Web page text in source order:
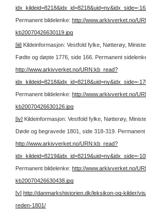
idx_kildeid=8218&idx_id=8218&uid=ny&idx_side=-
Permanent bildelenke: http://www.arkivverket.no/
kb20070426630119.jpg
[iii] Kildeinformasjon: Vestfold fylke, Nøtterøy,
Fødte og døpte 1776, side 166. Permanent
http://www.arkivverket.no/URN:kb_read?
idx_kildeid=8218&idx_id=8218&uid=ny&idx_side=-
Permanent bildelenke: http://www.arkivverket.no/
kb20070426630126.jpg
[iv] Kildeinformasjon: Vestfold fylke, Nøtterøy,
Døde og begravede 1801, side 318-319.
http://www.arkivverket.no/URN:kb_read?
idx_kildeid=8219&idx_id=8219&uid=ny&idx_side=-
Permanent bildelenke: http://www.arkivverket.no/
kb20070426630438.jpg
[v] http://danmarkshistorien.dk/leksikon-og-kilder/
reden-1801/